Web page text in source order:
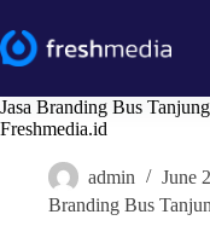
to
content
Jasa Branding Bus
Freshmedia.id
admin
June
Branding Bus